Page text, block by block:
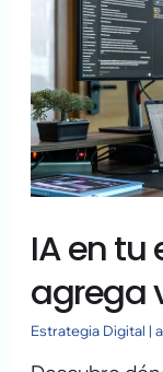
IA en
agrega
Estrategia Digital |
tu
estrategia:
dónde
agrega
valor
real
2026